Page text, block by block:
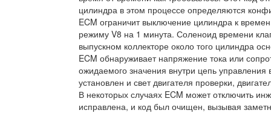
цилиндра в этом процессе определяются
ECM ограничит выключение цилиндра к
режиму V8 на 1 минута. Соленоид времени
выпускном коллекторе около того цилиндра
ECM обнаруживает напряжение тока или
ожидаемого значения внутри цепь управления
установлен и свет двигателя проверки,
В некоторых случаях ECM может отключить
исправлена, и код был очищен, вызывая